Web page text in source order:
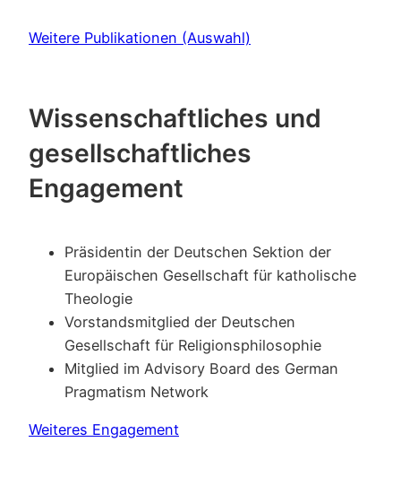
Weitere Publikationen (Auswahl)
Wissenschaftliches und
gesellschaftliches
Engagement
Präsidentin der Deutschen Sektion der
Europäischen Gesellschaft für katholische
Theologie
Vorstandsmitglied der Deutschen
Gesellschaft für Religionsphilosophie
Mitglied im Advisory Board des German
Pragmatism Network
Weiteres Engagement